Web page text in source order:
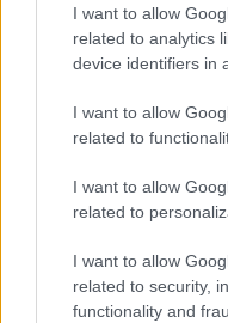
I want to allow
related to analytics
device identifiers in
I want to allow
related to
I want to allow
related to
I want to allow
related to security,
functionality and
valamint a Magyar
Minősítési Program
amihez Kathrin
Szövetségének
kiemelte: a most
fesztiválminősítési
Magyarországon
minősítési rendszer
Forrás: MTI